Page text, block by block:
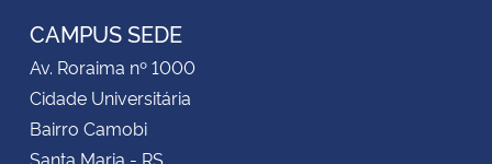
CAMPUS SEDE
Av. Roraima nº 1000
Cidade Universitária
Bairro Camobi
Santa Maria - RS